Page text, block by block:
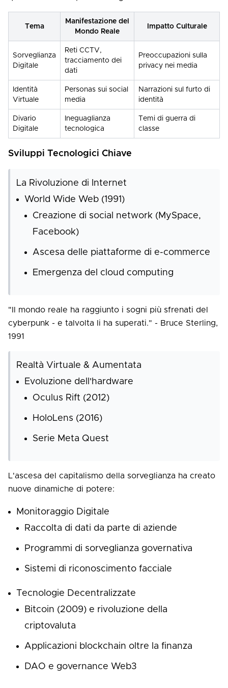
Tema
Manifestazione del
Mondo Reale
Impatto Culturale
Sorveglianza
Digitale
Reti CCTV,
tracciamento dei
dati
Preoccupazioni sulla
privacy nei media
Identità
Virtuale
Personas sui social
media
Narrazioni sul furto di
identità
Divario
Digitale
Ineguaglianza
tecnologica
Temi di guerra di
classe
Sviluppi Tecnologici Chiave
La Rivoluzione di Internet
World Wide Web (1991)
Creazione di social network (MySpace,
Facebook)
Ascesa delle piattaforme di e-commerce
Emergenza del cloud computing
"Il mondo reale ha raggiunto i sogni più sfrenati del
cyberpunk - e talvolta li ha superati." - Bruce Sterling,
1991
Realtà Virtuale & Aumentata
Evoluzione dell'hardware
Oculus Rift (2012)
HoloLens (2016)
Serie Meta Quest
L'ascesa del capitalismo della sorveglianza ha creato
nuove dinamiche di potere:
Monitoraggio Digitale
Raccolta di dati da parte di aziende
Programmi di sorveglianza governativa
Sistemi di riconoscimento facciale
Tecnologie Decentralizzate
Bitcoin (2009) e rivoluzione della
criptovaluta
Applicazioni blockchain oltre la finanza
DAO e governance Web3